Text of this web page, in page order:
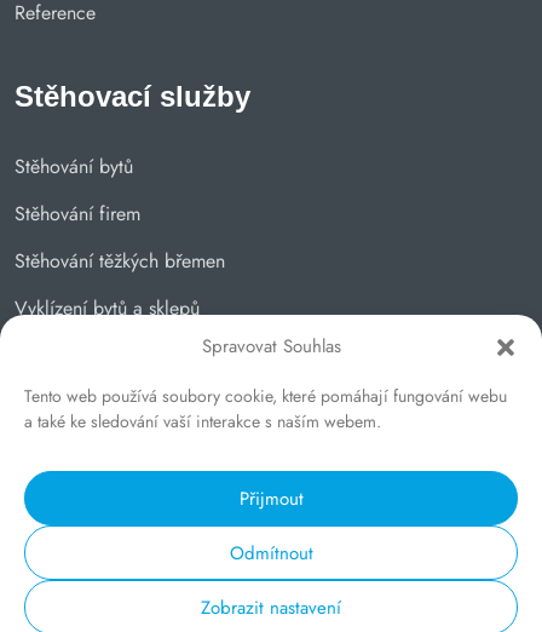
Spravovat Souhlas
Tento web používá soubory cookie, které pomáhají fungování webu
a také ke sledování vaší interakce s naším webem.
Přijmout
Odmítnout
Zobrazit nastavení
Reference
Stěhovací služby
Stěhování bytů
Stěhování firem
Stěhování těžkých břemen
Vyklízení bytů a sklepů
Autodoprava
Tvorba webových stránek
Na webu jsou použity ikony
Logistic Delivery